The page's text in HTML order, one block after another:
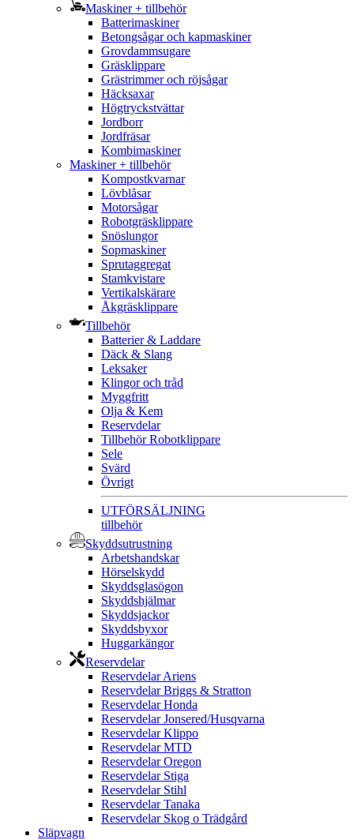
Maskiner + tillbehör
Batterimaskiner
Betongsågar och kapmaskiner
Grovdammsugare
Gräsklippare
Grästrimmer och röjsågar
Häcksaxar
Högtryckstvättar
Jordborr
Jordfräsar
Kombimaskiner
Maskiner + tillbehör
Kompostkvarnar
Lövblåsar
Motorsågar
Robotgräsklippare
Snöslungor
Sopmaskiner
Sprutaggregat
Stamkvistare
Vertikalskärare
Åkgräsklippare
Tillbehör
Batterier & Laddare
Däck & Slang
Leksaker
Klingor och tråd
Myggfritt
Olja & Kem
Reservdelar
Tillbehör Robotklippare
Sele
Svärd
Övrigt
UTFÖRSÄLJNING
tillbehör
Skyddsutrustning
Arbetshandskar
Hörselskydd
Skyddsglasögon
Skyddshjälmar
Skyddsjackor
Skyddsbyxor
Huggarkängor
Reservdelar
Reservdelar Ariens
Reservdelar Briggs & Stratton
Reservdelar Honda
Reservdelar Jonsered/Husqvarna
Reservdelar Klippo
Reservdelar MTD
Reservdelar Oregon
Reservdelar Stiga
Reservdelar Stihl
Reservdelar Tanaka
Reservdelar Skog o Trädgård
Släpvagn